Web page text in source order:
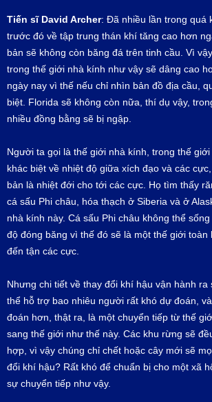
Tiến sĩ David Archer: Đã nhiều lần trong quá
trước đó về tập trung thán khí tăng cao hơn
bản sẽ không còn băng đá trên tinh cầu. Vì
trong thế giới nhà kính như vậy sẽ dâng cao
ngày nay vì thế nếu chỉ nhìn bản đồ địa cầu,
biệt. Florida sẽ không còn nữa, thí dụ vậy,
nhiều đồng bằng sẽ bị ngập.
Người ta gọi là thế giới nhà kính, trong thế
khác biệt về nhiệt độ giữa xích đạo và các
bản là nhiệt đới cho tới các cực. Họ tìm thấy
cá sấu Phi châu, hóa thạch ở Siberia và ở
nhà kính này. Cá sấu Phi châu không thể
độ đóng băng vì thế đó sẽ là một thế giới toàn
đến tận các cực.
Nhưng chi tiết về thay đổi khí hậu vận hành ra
thể hỗ trợ bao nhiêu người rất khó dự đoán,
đoán hơn, thật ra, là một chuyển tiếp từ thế
sang thế giới như thế này. Các khu rừng sẽ
hợp, vì vậy chúng chỉ chết hoặc cây mới sẽ
đổi khí hậu? Rất khó để chuẩn bị cho một xã
sự chuyển tiếp như vậy.